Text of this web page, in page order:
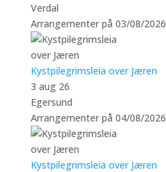
Verdal
Arrangementer på 03/08/2026
Kystpilegrimsleia over Jæren
3 aug 26
Egersund
Arrangementer på 04/08/2026
Kystpilegrimsleia over Jæren